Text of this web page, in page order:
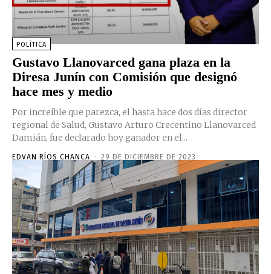
POLÍTICA
Gustavo Llanovarced gana plaza en la
Diresa Junín con Comisión que designó
hace mes y medio
Por increíble que parezca, el hasta hace dos días director
regional de Salud, Gustavo Arturo Crecentino Llanovarced
Damián, fue declarado hoy ganador en el...
EDVAN RÍOS CHANCA - 29 DE DICIEMBRE DE 2023